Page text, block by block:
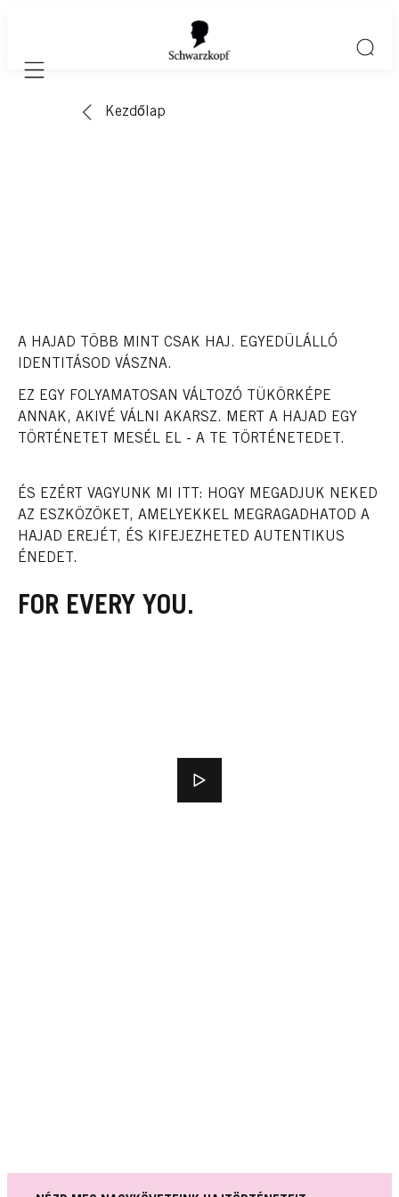
Mobile navigation
Kezdőlap
A HAJAD TÖBB MINT CSAK HAJ. EGYEDÜLÁLLÓ
IDENTITÁSOD VÁSZNA.
EZ EGY FOLYAMATOSAN VÁLTOZÓ TÜKÖRKÉPE
ANNAK, AKIVÉ VÁLNI AKARSZ. MERT A HAJAD EGY
TÖRTÉNETET MESÉL EL - A TE TÖRTÉNETEDET.
ÉS EZÉRT VAGYUNK MI ITT: HOGY MEGADJUK NEKED
AZ ESZKÖZÖKET, AMELYEKKEL MEGRAGADHATOD A
HAJAD EREJÉT, ÉS KIFEJEZHETED AUTENTIKUS
ÉNEDET.
FOR EVERY YOU.